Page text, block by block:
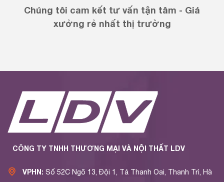
Chúng tôi cam kết tư vấn tận tâm - Giá
xưởng rẻ nhất thị trường
CÔNG TY TNHH THƯƠNG MẠI VÀ NỘI THẤT LDV
VPHN: Số 52C Ngõ 13, Đội 1, Tả Thanh Oai, Thanh Trì, Hà